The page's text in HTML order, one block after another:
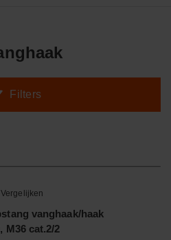
Filters
Vergelijken
vanghaak/haak
M36 cat.2/2